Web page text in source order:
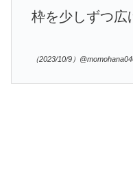
枠を少しずつ広
（2023/10/9）